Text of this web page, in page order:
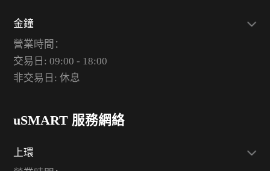
金鐘
營業時間：
交易日: 09:00 - 18:00
非交易日: 休息
uSMART 服務網絡
上環